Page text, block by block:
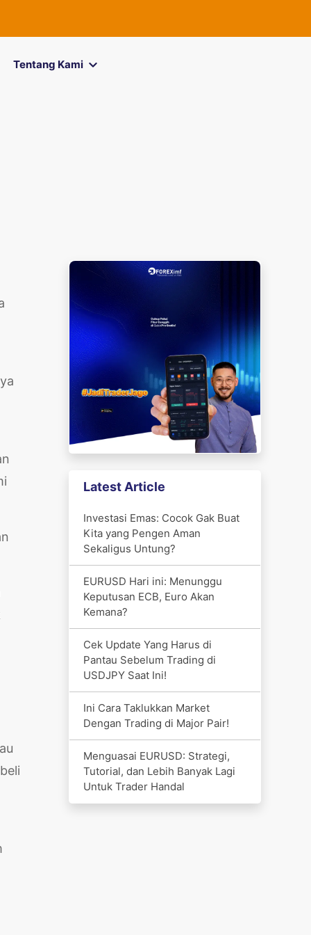
Tentang Kami
Latest Article
Investasi Emas: Cocok Gak Buat
Kita yang Pengen Aman
Sekaligus Untung?
EURUSD Hari ini: Menunggu
Keputusan ECB, Euro Akan
Kemana?
Cek Update Yang Harus di
Pantau Sebelum Trading di
USDJPY Saat Ini!
Ini Cara Taklukkan Market
Dengan Trading di Major Pair!
Menguasai EURUSD: Strategi,
Tutorial, dan Lebih Banyak Lagi
Untuk Trader Handal